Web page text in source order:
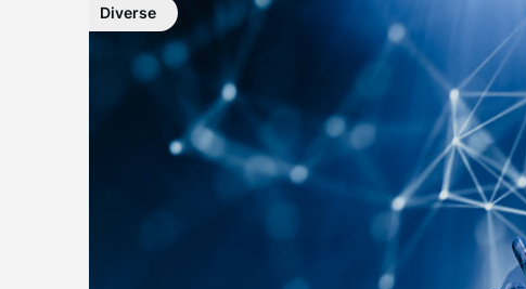
Diverse